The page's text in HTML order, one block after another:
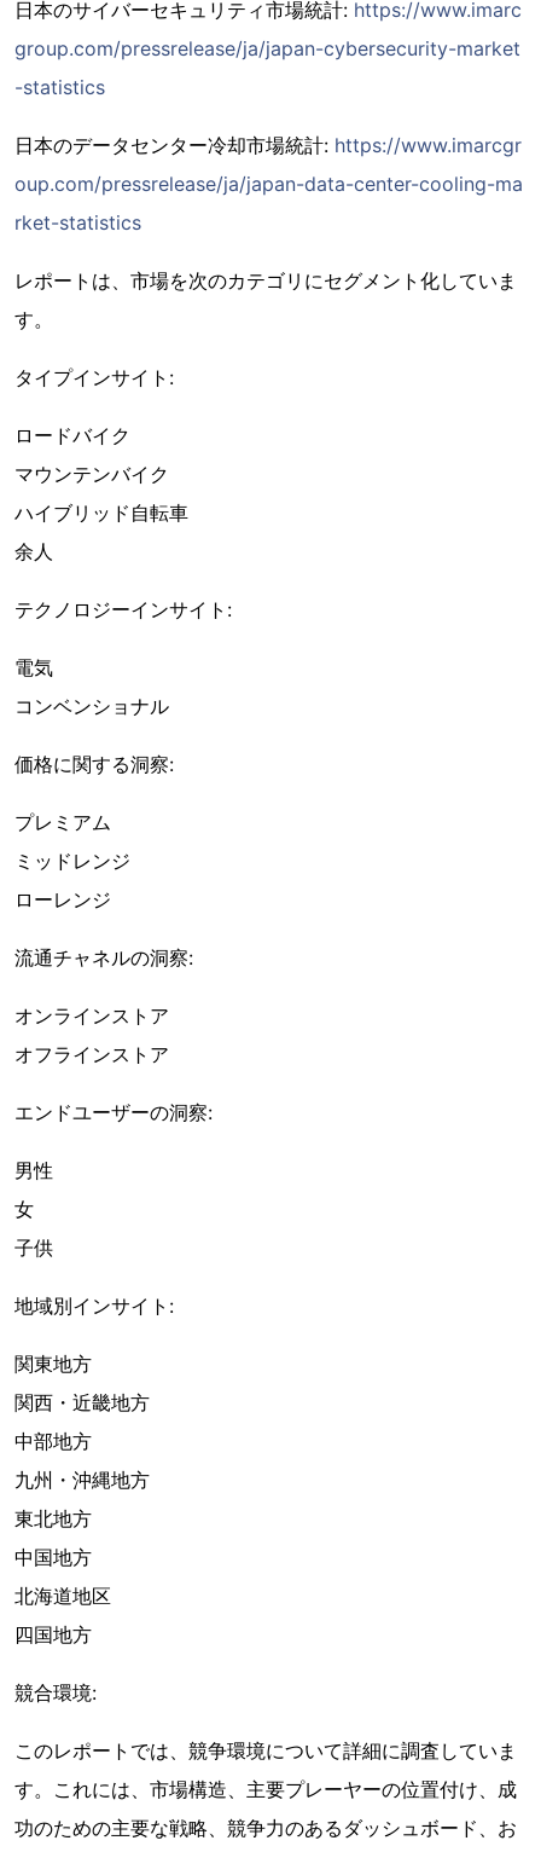
日本のサイバーセキュリティ市場統計: https://www.imarc
group.com/pressrelease/ja/japan-cybersecurity-market
-statistics
日本のデータセンター冷却市場統計: https://www.imarcgr
oup.com/pressrelease/ja/japan-data-center-cooling-ma
rket-statistics
レポートは、市場を次のカテゴリにセグメント化していま
す。
タイプインサイト:
ロードバイク
マウンテンバイク
ハイブリッド自転車
余人
テクノロジーインサイト:
電気
コンベンショナル
価格に関する洞察:
プレミアム
ミッドレンジ
ローレンジ
流通チャネルの洞察:
オンラインストア
オフラインストア
エンドユーザーの洞察:
男性
女
子供
地域別インサイト:
関東地方
関西・近畿地方
中部地方
九州・沖縄地方
東北地方
中国地方
北海道地区
四国地方
競合環境:
このレポートでは、競争環境について詳細に調査していま
す。これには、市場構造、主要プレーヤーの位置付け、成
功のための主要な戦略、競争力のあるダッシュボード、お